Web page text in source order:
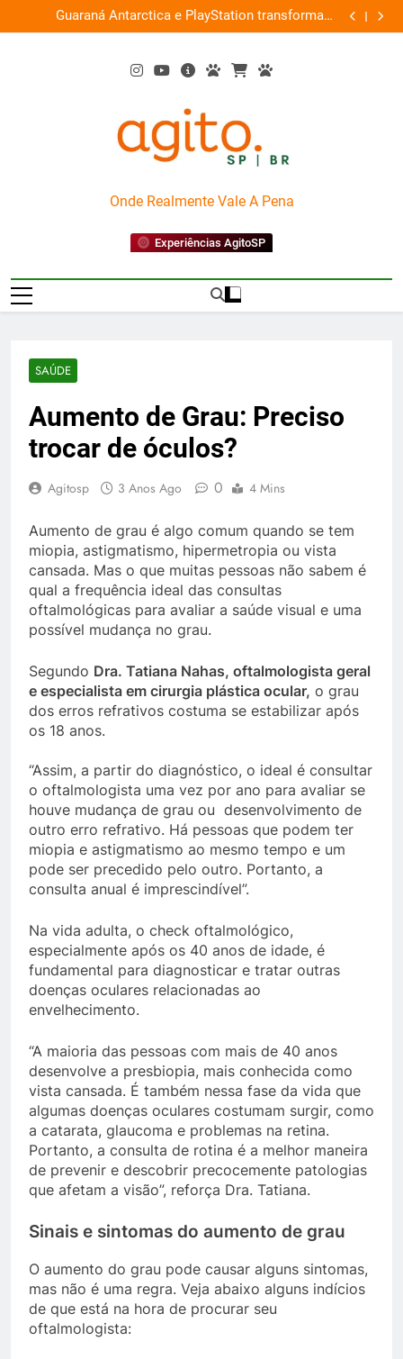
to
Guaraná Antarctica e PlayStation transformam
shopping em arena gamer gratuita
Busch
AgitoSP
Onde Realmente Vale A Pena
Experiências AgitoSP
SAÚDE
Aumento de Grau: Preciso
trocar de óculos?
Agitosp 3 Anos Ago 0 4 Mins
Aumento de grau é algo comum quando se tem
miopia, astigmatismo, hipermetropia ou vista
cansada. Mas o que muitas pessoas não sabem é
qual a frequência ideal das consultas
oftalmológicas para avaliar a saúde visual e uma
possível mudança no grau.
Segundo Dra. Tatiana Nahas, oftalmologista geral
e especialista em cirurgia plástica ocular, o grau
dos erros refrativos costuma se estabilizar após
os 18 anos.
“Assim, a partir do diagnóstico, o ideal é consultar
o oftalmologista uma vez por ano para avaliar se
houve mudança de grau ou desenvolvimento de
outro erro refrativo. Há pessoas que podem ter
miopia e astigmatismo ao mesmo tempo e um
pode ser precedido pelo outro. Portanto, a
consulta anual é imprescindível”.
Na vida adulta, o check oftalmológico,
especialmente após os 40 anos de idade, é
fundamental para diagnosticar e tratar outras
doenças oculares relacionadas ao
envelhecimento.
“A maioria das pessoas com mais de 40 anos
desenvolve a presbiopia, mais conhecida como
vista cansada. É também nessa fase da vida que
algumas doenças oculares costumam surgir, como
a catarata, glaucoma e problemas na retina.
Portanto, a consulta de rotina é a melhor maneira
de prevenir e descobrir precocemente patologias
que afetam a visão”, reforça Dra. Tatiana.
Sinais e sintomas do aumento de grau
O aumento do grau pode causar alguns sintomas,
mas não é uma regra. Veja abaixo alguns indícios
de que está na hora de procurar seu
oftalmologista: